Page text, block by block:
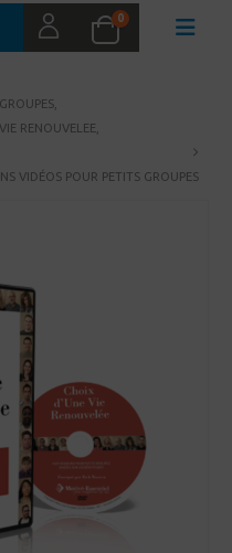
0
RENOUVELEE
VIDÉOS POUR PETITS GROUPES